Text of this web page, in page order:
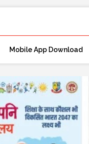
Mobile App Download